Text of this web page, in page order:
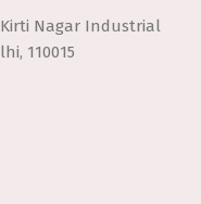
Kirti Nagar Industrial
110015